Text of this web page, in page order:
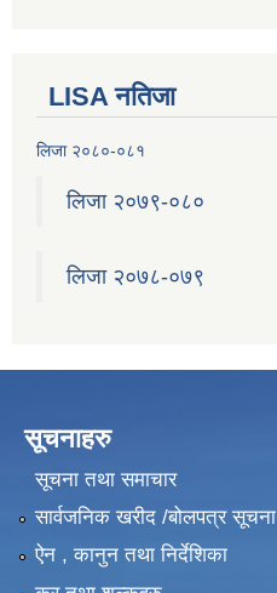
LISA नतिजा
लिजा २०८०-०८१
लिजा २०७९-०८०
लिजा २०७८-०७९
सूचनाहरु
सूचना तथा समाचार
सार्वजनिक खरीद /बोलपत्र सूचना
ऐन , कानुन तथा निर्देशिका